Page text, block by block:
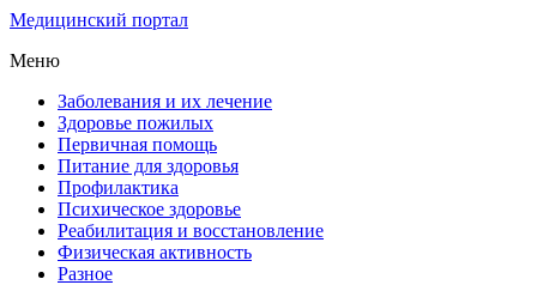
Медицинский портал
Меню
Заболевания и их лечение
Здоровье пожилых
Первичная помощь
Питание для здоровья
Профилактика
Психическое здоровье
Реабилитация и восстановление
Физическая активность
Разное